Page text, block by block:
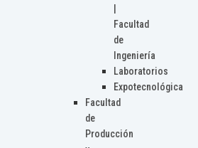
Facultad
de
Ingeniería
Laboratorios
Expotecnológica
Facultad
de
Producción